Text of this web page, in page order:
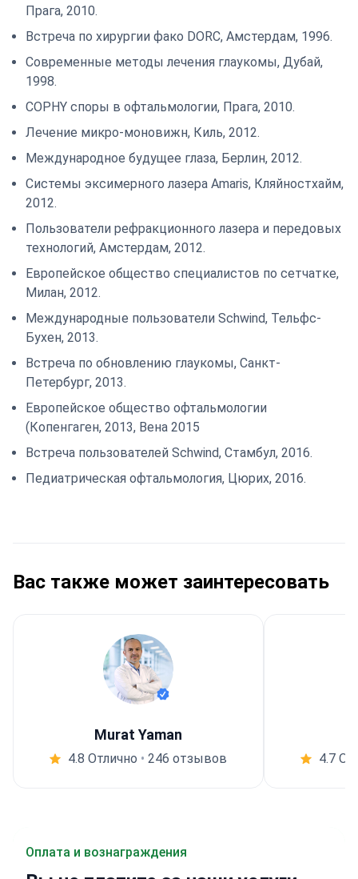
Прага, 2010.
Встреча по хирургии фако DORC, Амстердам, 1996.
Современные методы лечения глаукомы, Дубай,
1998.
COPHY споры в офтальмологии, Прага, 2010.
Лечение микро-моновижн, Киль, 2012.
Международное будущее глаза, Берлин, 2012.
Системы эксимерного лазера Amaris, Кляйностхайм,
2012.
Пользователи рефракционного лазера и передовых
технологий, Амстердам, 2012.
Европейское общество специалистов по сетчатке,
Милан, 2012.
Международные пользователи Schwind, Тельфс-
Бухен, 2013.
Встреча по обновлению глаукомы, Санкт-
Петербург, 2013.
Европейское общество офтальмологии
(Копенгаген, 2013, Вена 2015
Встреча пользователей Schwind, Стамбул, 2016.
Педиатрическая офтальмология, Цюрих, 2016.
Вас также может заинтересовать
Murat Yaman
4.8 Отлично • 246 отзывов 4.7
Оплата и вознаграждения